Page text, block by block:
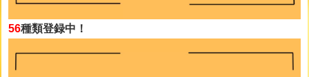
56種類登録中！